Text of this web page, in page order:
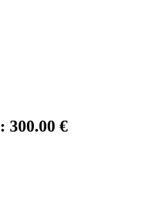
300.00 €